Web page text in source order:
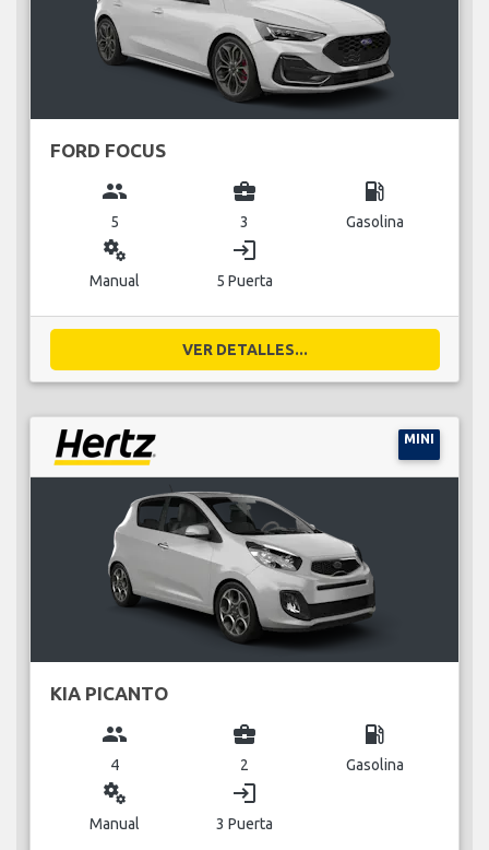
FORD FOCUS
group
5
business_center
3
local_gas_station
Gasolina
miscellaneous_services
Manual
login
5 Puerta
VER DETALLES...
MINI
KIA PICANTO
group
4
business_center
2
local_gas_station
Gasolina
miscellaneous_services
Manual
login
3 Puerta